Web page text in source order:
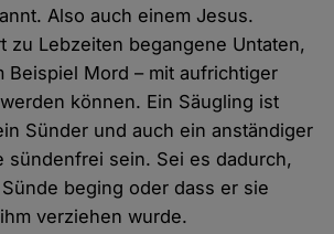
Also auch einem Jesus.
zu Lebzeiten begangene Untaten,
Beispiel Mord – mit aufrichtiger
können. Ein Säugling ist
Sünder und auch ein anständiger
sündenfrei sein. Sei es dadurch,
beging oder dass er sie
verziehen wurde.